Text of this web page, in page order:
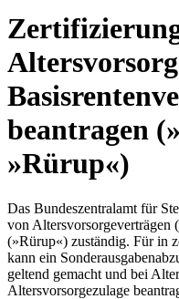
beantragen
»Rürup«)
Das Bundeszentralamt für
von Altersvorsorgeverträgen
(»Rürup«) zuständig. Für in
kann ein
geltend gemacht und bei
Altersvorsorgezulage